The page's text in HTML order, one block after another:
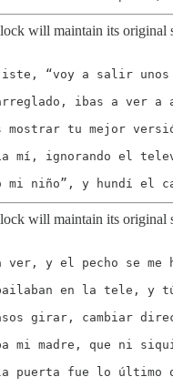
will maintain its original
“voy a salir unos
ibas a ver a
mostrar tu mejor
mí, ignorando el
will maintain its original
y el pecho se me
en la tele, y
girar, cambiar
mi madre, que ni